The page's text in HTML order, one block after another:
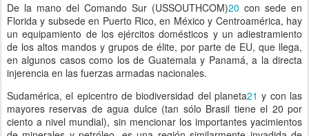
De la mano del Comando Sur (USSOUTHCOM)20 con sede en
Florida y subsede en Puerto Rico, en México y Centroamérica, hay
un equipamiento de los ejércitos domésticos y un adiestramiento
de los altos mandos y grupos de élite, por parte de EU, que llega,
en algunos casos como los de Guatemala y Panamá, a la directa
injerencia en las fuerzas armadas nacionales.
Sudamérica, el epicentro de biodiversidad del planeta21 y con las
mayores reservas de agua dulce (tan sólo Brasil tiene el 20 por
ciento a nivel mundial), sin mencionar los importantes yacimientos